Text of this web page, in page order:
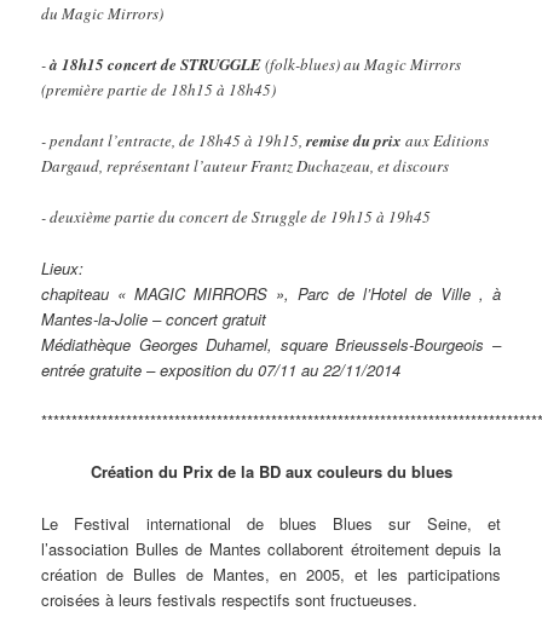
du Magic Mirrors)
-à 18h15 concert de STRUGGLE(folk-blues) au Magic Mirrors
(première partie de 18h15 à 18h45)
- pendant l’entracte, de 18h45 à 19h15,remise du prix aux Editions
Dargaud, représentant l’auteur Frantz Duchazeau, et discours
- deuxième partie du concert de Struggle de 19h15 à 19h45
Lieux:
chapiteau « MAGIC MIRRORS », Parc de l’Hotel de Ville , à
Mantes-la-Jolie – concert gratuit
Médiathèque Georges Duhamel, square Brieussels-Bourgeois –
entrée gratuite – exposition du 07/11 au 22/11/2014
Création du Prix de la BD aux couleurs du blues
Le Festival international de blues Blues sur Seine, et
l’association Bulles de Mantes collaborent étroitement depuis la
création de Bulles de Mantes, en 2005, et les participations
croisées à leurs festivals respectifs sont fructueuses.